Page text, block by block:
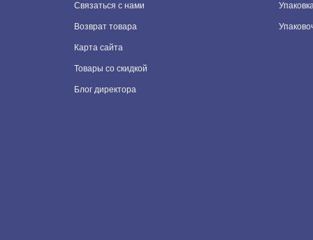
Связаться с нами
Возврат товара
Карта сайта
Товары со скидкой
Блог директора